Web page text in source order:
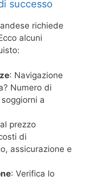
successo
richiede
alcuni
: Navigazione
Numero di
a
prezzo
di
assicurazione e
: Verifica lo